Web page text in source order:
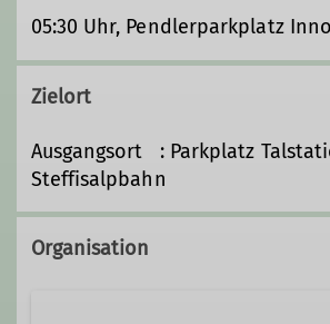
05:30 Uhr, Pendlerparkplatz
Zielort
Ausgangsort : Parkplatz
Steffisalpbahn
Organisation